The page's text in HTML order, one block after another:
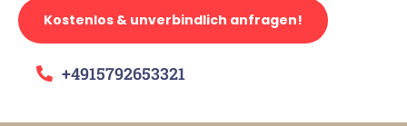
Kostenlos & unverbindlich anfragen!
+4915792653321